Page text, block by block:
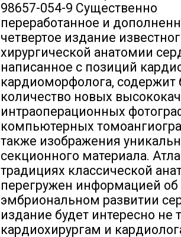
98657-054-9 Существенно
переработанное и
четвертое издание
хирургической анатомии
написанное с позиций
кардиоморфолога,
количество новых
интраоперационных
компьютерных
также изображения
секционного материала.
традициях классической
перегружен информацией об
эмбриональном развитии
издание будет интересно не
кардиохирургам и